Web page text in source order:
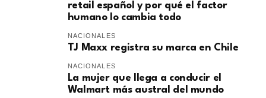
retail español y por qué el factor
humano lo cambia todo
NACIONALES
TJ Maxx registra su marca en Chile
NACIONALES
La mujer que llega a conducir el
Walmart más austral del mundo